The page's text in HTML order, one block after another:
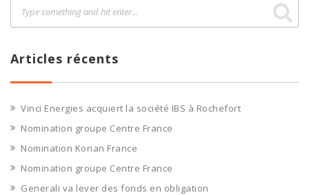
Articles récents
Vinci Energies acquiert la société IBS à Rochefort
Nomination groupe Centre France
Nomination Korian France
Nomination groupe Centre France
Generali va lever des fonds en obligation